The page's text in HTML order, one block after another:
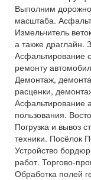
Выполним
масштаба.
Измельчитель
а также драглайн.
Асфальтирование
ремонту
Демонтаж,
расценки,
Асфальтирование
пользования.
Погрузка и вывоз
техники. Посёлок
Устройство
работ. Торгово-
Обработка полей